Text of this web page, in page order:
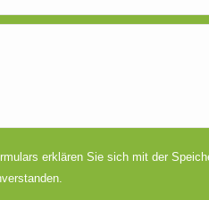
erklären Sie sich mit der